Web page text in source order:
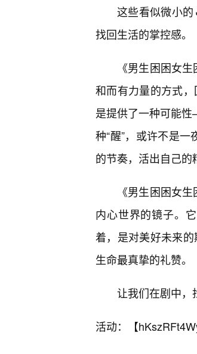
这些看似微小
找回生活的掌控感。
《男生困困女
和而有力量的方式
是提供了一种可能
种“醒”，或许不是
的节奏，活出自己的
《男生困困女
内心世界的镜子。
着，是对美好未来
生命最真挚的礼赞。
让我们在剧中，
活动：【